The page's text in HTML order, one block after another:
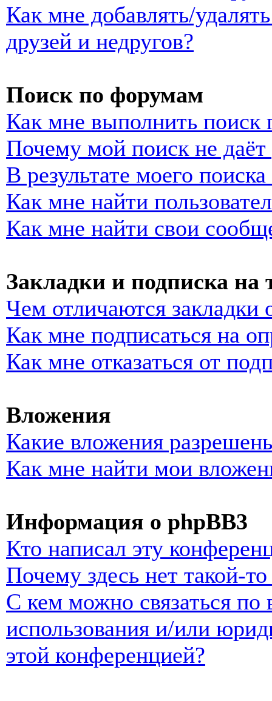
Как мне добавлять/
друзей и недругов?
Поиск по форумам
Как мне выполнить
Почему мой поиск не даёт
В результате моего
Как мне найти
Как мне найти свои
Закладки и подписка на
Чем отличаются закладки
Как мне подписаться на
Как мне отказаться от
Вложения
Какие вложения
Как мне найти мои
Информация о phpBB3
Кто написал эту
Почему здесь нет такой-
С кем можно связаться по
использования и/или
этой конференцией?